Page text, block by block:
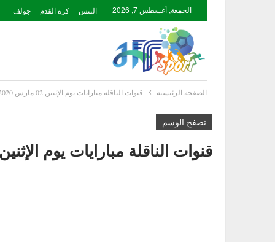
الجمعة, أغسطس 7, 2026 التنس كرة القدم جولف
الصفحة الرئيسية قنوات الناقلة مبارايات يوم الإثنين 02 مارس 2020
تصفح الوسم
قنوات الناقلة مبارايات يوم الإثنين 02 مارس